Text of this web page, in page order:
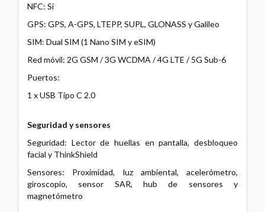
NFC: Sí
GPS: GPS, A-GPS, LTEPP, SUPL, GLONASS y Galileo
SIM: Dual SIM (1 Nano SIM y eSIM)
Red móvil: 2G GSM / 3G WCDMA / 4G LTE / 5G Sub-6
Puertos:
1 x USB Tipo C 2.0
Seguridad y sensores
Seguridad: Lector de huellas en pantalla, desbloqueo
facial y ThinkShield
Sensores: Proximidad, luz ambiental, acelerómetro,
giroscopio, sensor SAR, hub de sensores y
magnetómetro